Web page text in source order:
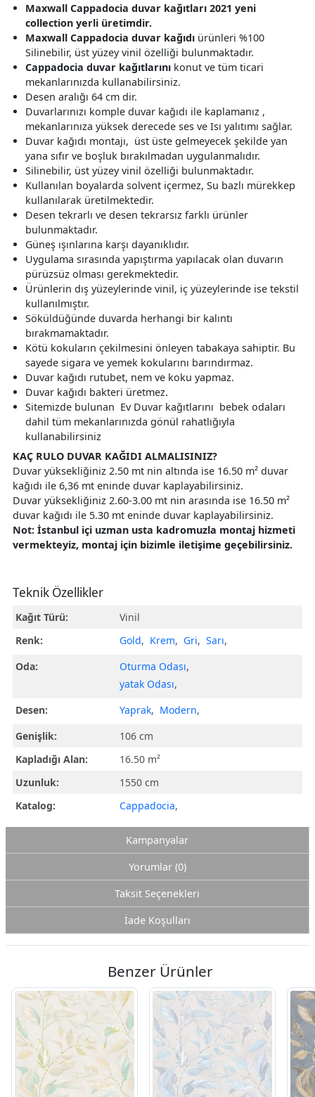
Maxwall Cappadocia duvar kağıtları 2021 yeni
collection yerli üretimdir.
Maxwall Cappadocia duvar kağıdı ürünleri %100
Silinebilir, üst yüzey vinil özelliği bulunmaktadır.
Cappadocia duvar kağıtlarını konut ve tüm ticari
mekanlarınızda kullanabilirsiniz.
Desen aralığı 64 cm dir.
Duvarlarınızı komple duvar kağıdı ile kaplamanız ,
mekanlarınıza yüksek derecede ses ve Isı yalıtımı sağlar.
Duvar kağıdı montajı, üst üste gelmeyecek şekilde yan
yana sıfır ve boşluk bırakılmadan uygulanmalıdır.
Silinebilir, üst yüzey vinil özelliği bulunmaktadır.
Kullanılan boyalarda solvent içermez, Su bazlı mürekkep
kullanılarak üretilmektedir.
Desen tekrarlı ve desen tekrarsız farklı ürünler
bulunmaktadır.
Güneş ışınlarına karşı dayanıklıdır.
Uygulama sırasında yapıştırma yapılacak olan duvarın
pürüzsüz olması gerekmektedir.
Ürünlerin dış yüzeylerinde vinil, iç yüzeylerinde ise tekstil
kullanılmıştır.
Söküldüğünde duvarda herhangi bir kalıntı
bırakmamaktadır.
Kötü kokuların çekilmesini önleyen tabakaya sahiptir. Bu
sayede sigara ve yemek kokularını barındırmaz.
Duvar kağıdı rutubet, nem ve koku yapmaz.
Duvar kağıdı bakteri üretmez.
Sitemizde bulunan Ev Duvar kağıtlarını bebek odaları
dahil tüm mekanlarınızda gönül rahatlığıyla
kullanabilirsiniz
KAÇ RULO DUVAR KAĞIDI ALMALISINIZ?
Duvar yüksekliğiniz 2.50 mt nin altında ise 16.50 m² duvar
kağıdı ile 6,36 mt eninde duvar kaplayabilirsiniz.
Duvar yüksekliğiniz 2.60-3.00 mt nin arasında ise 16.50 m²
duvar kağıdı ile 5.30 mt eninde duvar kaplayabilirsiniz.
Not: İstanbul içi uzman usta kadromuzla montaj hizmeti
vermekteyiz, montaj için bizimle iletişime geçebilirsiniz.
Teknik Özellikler
Kağıt Türü:
Vinil
Renk:
Gold, Krem, Gri, Sarı,
Oda:
Oturma Odası,
yatak Odası,
Desen:
Yaprak, Modern,
Genişlik:
106 cm
Kapladığı Alan:
16.50 m²
Uzunluk:
1550 cm
Katalog:
Cappadocia,
Kampanyalar
Yorumlar (0)
Taksit Seçenekleri
İade Koşulları
Benzer Ürünler